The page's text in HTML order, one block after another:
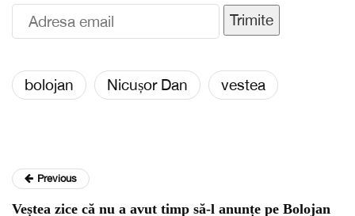
Trimite
bolojan Nicușor Dan vestea
Previous
Veștea zice că nu a avut timp să-l anunțe pe Bolojan